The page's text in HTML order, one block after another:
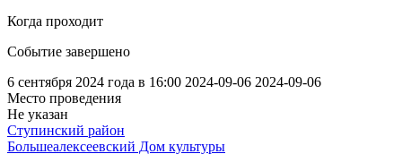
Когда проходит
Событие завершено
6 сентября 2024 года в 16:00 2024-09-06 2024-09-06
Место проведения
Не указан
Ступинский район
Большеалексеевский Дом культуры